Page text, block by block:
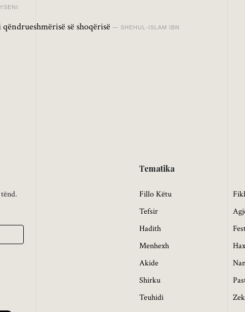
së shoqërisë SHEHUL-ISLAM IBN
Tematika
Fillo Këtu
Tefsir
Hadith
Menhexh
Akide
Shirku
Teuhidi